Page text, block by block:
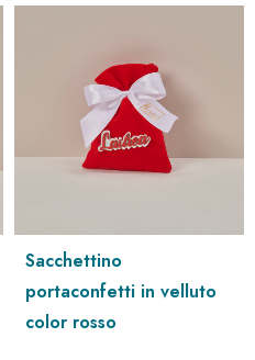
sacchettino
portaconfetti in velluto
color rosso